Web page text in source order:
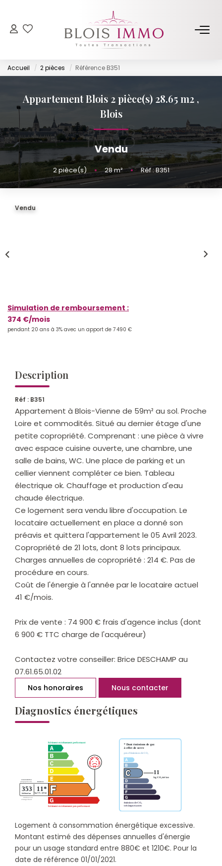
NOS BIENS
Acheter
Biens Vendus Et Loués
ESTIMER
FAIRE GÉRER
CONTACT
Accueil 2 pièces Référence B351
Appartement Blois 2 pièce(s) 28.65 m2 ,
Blois
Vendu
2pièce(s) • 28m² • Réf : B351
Vendu
Simulation de remboursement :
374 €/mois
pendant 20 ans à 3% avec un apport de 7 490 €
Description
Réf : B351
Appartement à Blois-Vienne de 59m² au sol. Proche
Loire et commodités. Situé au dernier étage d'une
petite copropriété. Comprenant : une pièce à vivre
avec espace cuisine ouverte, une chambre, une
salle de bains, WC. Une place de parking et un
cellier viennent compléter ce bien. Tableau
électrique ok. Chauffage et production d'eau
chaude électrique.
Ce logement sera vendu libre d'occupation. Le
locataire actuellement en place a donné son
préavis et quittera l'appartement le 05 Avril 2023.
Copropriété de 21 lots, dont 8 lots principaux.
Charges annuelles de copropriété : 214 €. Pas de
procédure en cours.
Coût de l'énergie à l'année par le locataire actuel
41 €/mois.
Prix de vente : 74 900 € frais d'agence inclus (dont
6 900 € TTC charge de l'acquéreur)
Contactez votre conseiller: Brice DESCHAMP au
07.61.65.01.02
Nos honoraires Nous contacter
Diagnostics énergétiques
Logement à consommation énergétique excessive.
Montant estimé des dépenses annuelles d'énergie
pour un usage standard entre 880€ et 1210€. Pour la
date de référence 01/01/2021.